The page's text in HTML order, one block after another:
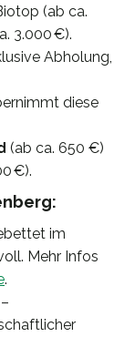
(ab ca.
3.000 €).
Abholung,
diese
(ab ca. 650 €)
€).
im
Mehr Infos
.
–